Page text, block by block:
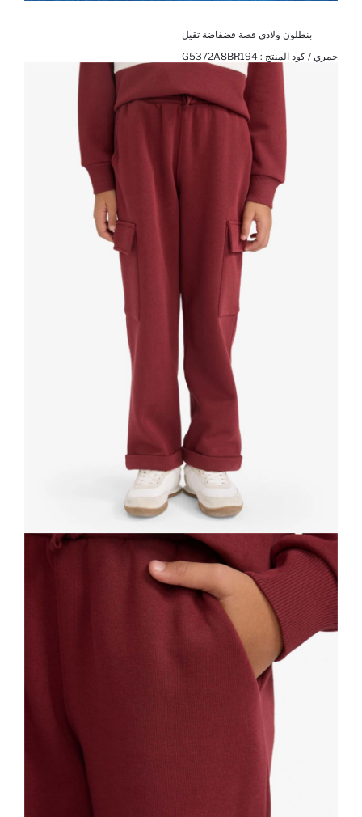
بنطلون ولادي قصة فضفاضة تقيل
خمري / كود المنتج : G5372A8BR194